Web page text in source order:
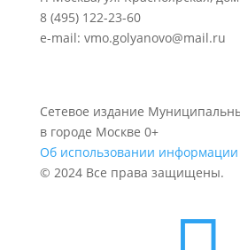
8 (495) 122-23-60
e-mail: vmo.golyanovo@mail.ru
Сетевое издание
в городе Москве 0+
Об использовании информации
© 2024 Все права защищены.